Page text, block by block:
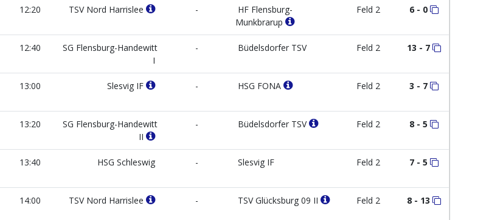
12:20 TSV Nord Harrislee -
HF Flensburg-
Munkbrarup
Feld 2 6 - 0
12:40
SG Flensburg-Handewitt
I
- Büdelsdorfer TSV Feld 2 13 - 7
13:00 Slesvig IF - HSG FONA Feld 2 3 - 7
13:20
SG Flensburg-Handewitt
II
- Büdelsdorfer TSV Feld 2 8 - 5
13:40 HSG Schleswig - Slesvig IF Feld 2 7 - 5
14:00 TSV Nord Harrislee - TSV Glücksburg 09 II Feld 2 8 - 13